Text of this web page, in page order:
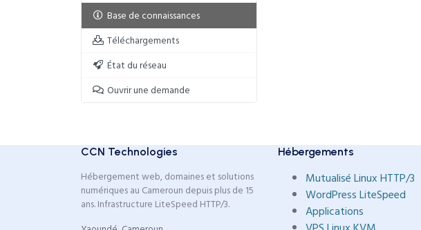
Base de connaissances
Téléchargements
État du réseau
Ouvrir une demande
CCN Technologies
Hébergement web, domaines et solutions
numériques au Cameroun depuis plus de 15
ans. Infrastructure LiteSpeed HTTP/3.
Hébergements
Mutualisé Linux HTTP/3
WordPress LiteSpeed
Applications